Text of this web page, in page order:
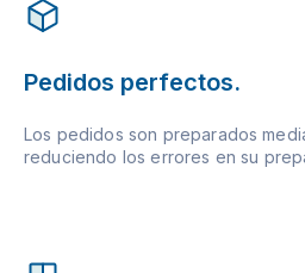
Pedidos perfectos.
Los pedidos son preparados
reduciendo los errores en su